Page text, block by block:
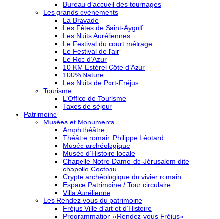
Bureau d’accueil des tournages
Les grands événements
La Bravade
Les Fêtes de Saint-Aygulf
Les Nuits Auréliennes
Le Festival du court métrage
Le Festival de l’air
Le Roc d’Azur
10 KM Estérel Côte d’Azur
100% Nature
Les Nuits de Port-Fréjus
Tourisme
L’Office de Tourisme
Taxes de séjour
Patrimoine
Musées et Monuments
Amphithéâtre
Théâtre romain Philippe Léotard
Musée archéologique
Musée d’Histoire locale
Chapelle Notre-Dame-de-Jérusalem dite
chapelle Cocteau
Crypte archéologique du vivier romain
Espace Patrimoine / Tour circulaire
Villa Aurélienne
Les Rendez-vous du patrimoine
Fréjus Ville d’art et d’Histoire
Programmation «Rendez-vous Fréjus»